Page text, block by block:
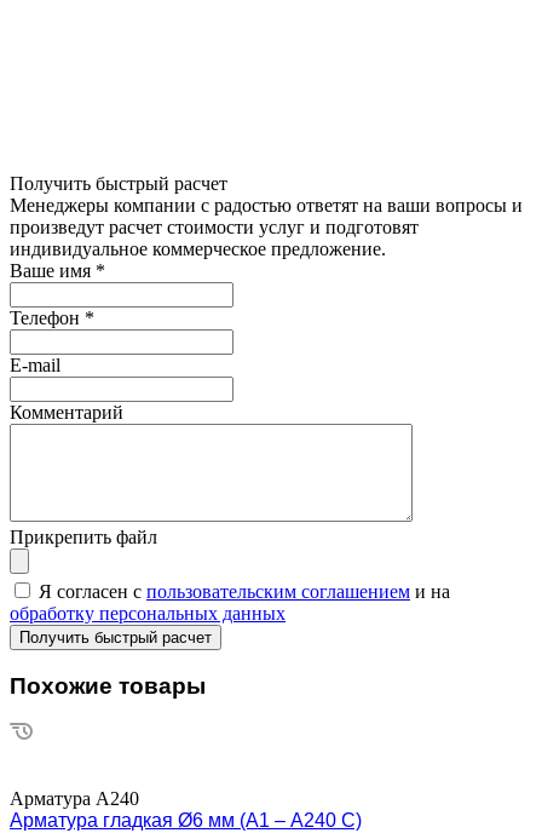
Получить быстрый расчет
Менеджеры компании с радостью ответят на ваши вопросы и
произведут расчет стоимости услуг и подготовят
индивидуальное коммерческое предложение.
Ваше имя *
Телефон *
E-mail
Комментарий
Прикрепить файл
Я согласен с пользовательским соглашением и на
обработку персональных данных
Похожие товары
Арматура А240
Арматура гладкая Ø6 мм (А1 – А240 С)